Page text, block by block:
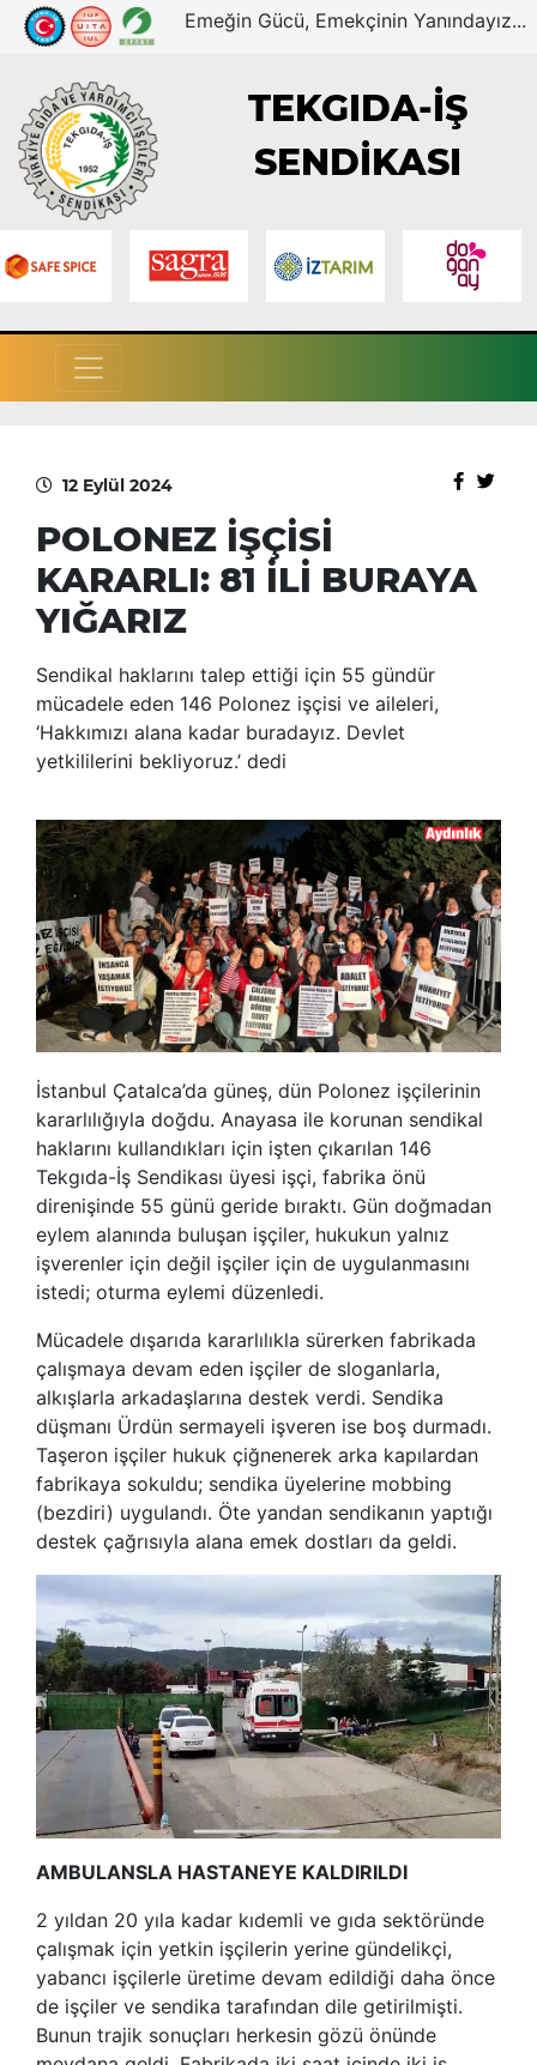
Emeğin Gücü, Emekçinin Yanındayız...
TEKGIDA-İŞ
SENDİKASI
12 Eylül 2024
POLONEZ İŞÇİSİ
KARARLI: 81 İLİ BURAYA
YIĞARIZ
Sendikal haklarını talep ettiği için 55 gündür
mücadele eden 146 Polonez işçisi ve aileleri,
‘Hakkımızı alana kadar buradayız. Devlet
yetkililerini bekliyoruz.’ dedi
İstanbul Çatalca’da güneş, dün Polonez işçilerinin
kararlılığıyla doğdu. Anayasa ile korunan sendikal
haklarını kullandıkları için işten çıkarılan 146
Tekgıda-İş Sendikası üyesi işçi, fabrika önü
direnişinde 55 günü geride bıraktı. Gün doğmadan
eylem alanında buluşan işçiler, hukukun yalnız
işverenler için değil işçiler için de uygulanmasını
istedi; oturma eylemi düzenledi.
Mücadele dışarıda kararlılıkla sürerken fabrikada
çalışmaya devam eden işçiler de sloganlarla,
alkışlarla arkadaşlarına destek verdi. Sendika
düşmanı Ürdün sermayeli işveren ise boş durmadı.
Taşeron işçiler hukuk çiğnenerek arka kapılardan
fabrikaya sokuldu; sendika üyelerine mobbing
(bezdiri) uygulandı. Öte yandan sendikanın yaptığı
destek çağrısıyla alana emek dostları da geldi.
AMBULANSLA HASTANEYE KALDIRILDI
2 yıldan 20 yıla kadar kıdemli ve gıda sektöründe
çalışmak için yetkin işçilerin yerine gündelikçi,
yabancı işçilerle üretime devam edildiği daha önce
de işçiler ve sendika tarafından dile getirilmişti.
Bunun trajik sonuçları herkesin gözü önünde